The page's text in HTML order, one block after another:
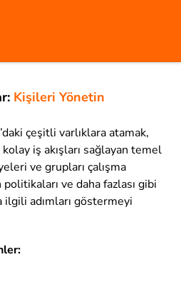
Kişileri Yönetin
çeşitli varlıklara atamak,
iş akışları sağlayan temel
ve grupları çalışma
ve daha fazlası gibi
adımları göstermeyi